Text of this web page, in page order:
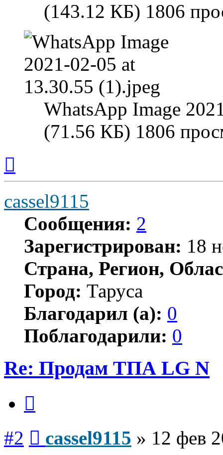
(143.12 КБ) 1806
WhatsApp Image
(71.56 КБ) 1806
началу
cassel9115
Сообщения: 2
Зарегистрирован: 18
Страна, Регион,
Город: Таруса
Благодарил (а): 0
Поблагодарили: 0
Re: Продам ТПА LG N
#2 cassel9115 » 12 фев